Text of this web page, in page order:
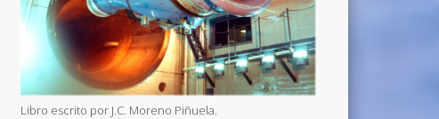
Libro escrito por J.C. Moreno Piñuela.